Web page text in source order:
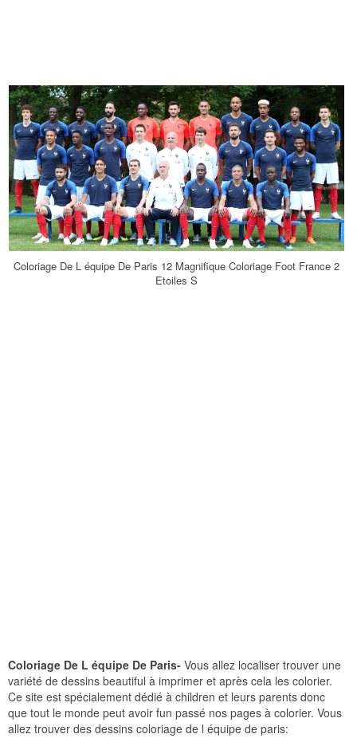
Coloriage De L équipe De Paris 12 Magnifique Coloriage Foot France 2
Etoiles S
Coloriage De L équipe De Paris- Vous allez localiser trouver une
variété de dessins beautiful à imprimer et après cela les colorier.
Ce site est spécialement dédié à children et leurs parents donc
que tout le monde peut avoir fun passé nos pages à colorier. Vous
allez trouver des dessins coloriage de l équipe de paris: